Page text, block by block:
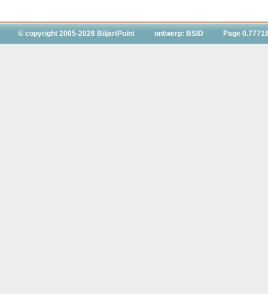
© copyright 2005-2026 BiljartPoint ontwerp: BSID Page